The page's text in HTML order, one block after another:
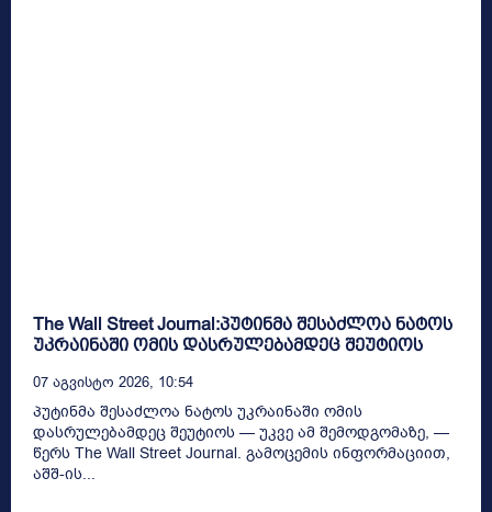
The Wall Street Journal:პუტინმა შესაძლოა ნატოს
უკრაინაში ომის დასრულებამდეც შეუტიოს
07 Აგვისტო 2026, 10:54
პუტინმა შესაძლოა ნატოს უკრაინაში ომის
დასრულებამდეც შეუტიოს — უკვე ამ შემოდგომაზე, —
წერს The Wall Street Journal. გამოცემის ინფორმაციით,
აშშ-ის...